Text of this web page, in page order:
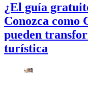
¿El guía
Conozca como
pueden
turística